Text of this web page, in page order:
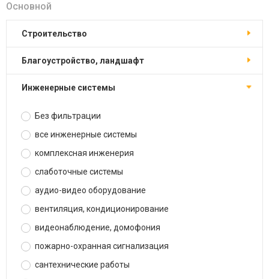
Основной
строительство
благоустройство, ландшафт
инженерные системы
Без фильтрации
все инженерные системы
комплексная инженерия
слаботочные системы
аудио-видео оборудование
вентиляция, кондиционирование
видеонаблюдение, домофония
пожарно-охранная сигнализация
сантехнические работы